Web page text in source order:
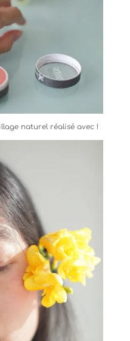
naturel réalisé avec !